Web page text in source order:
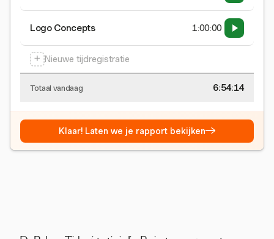
Logo Concepts 1:00:00
+ Nieuwe tijdregistratie
Totaal vandaag 6:54:15
Klaar! Laten we je rapport bekijken→